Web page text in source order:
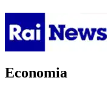
Economia